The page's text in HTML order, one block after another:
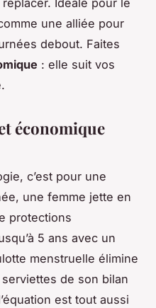
une alliée pour
debout. Faites
: elle suit vos
économique
c’est pour une
une femme jette en
protections
5 ans avec un
menstruelle élimine
de son bilan
est tout aussi